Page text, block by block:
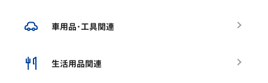
車用品･工具関連
生活用品関連